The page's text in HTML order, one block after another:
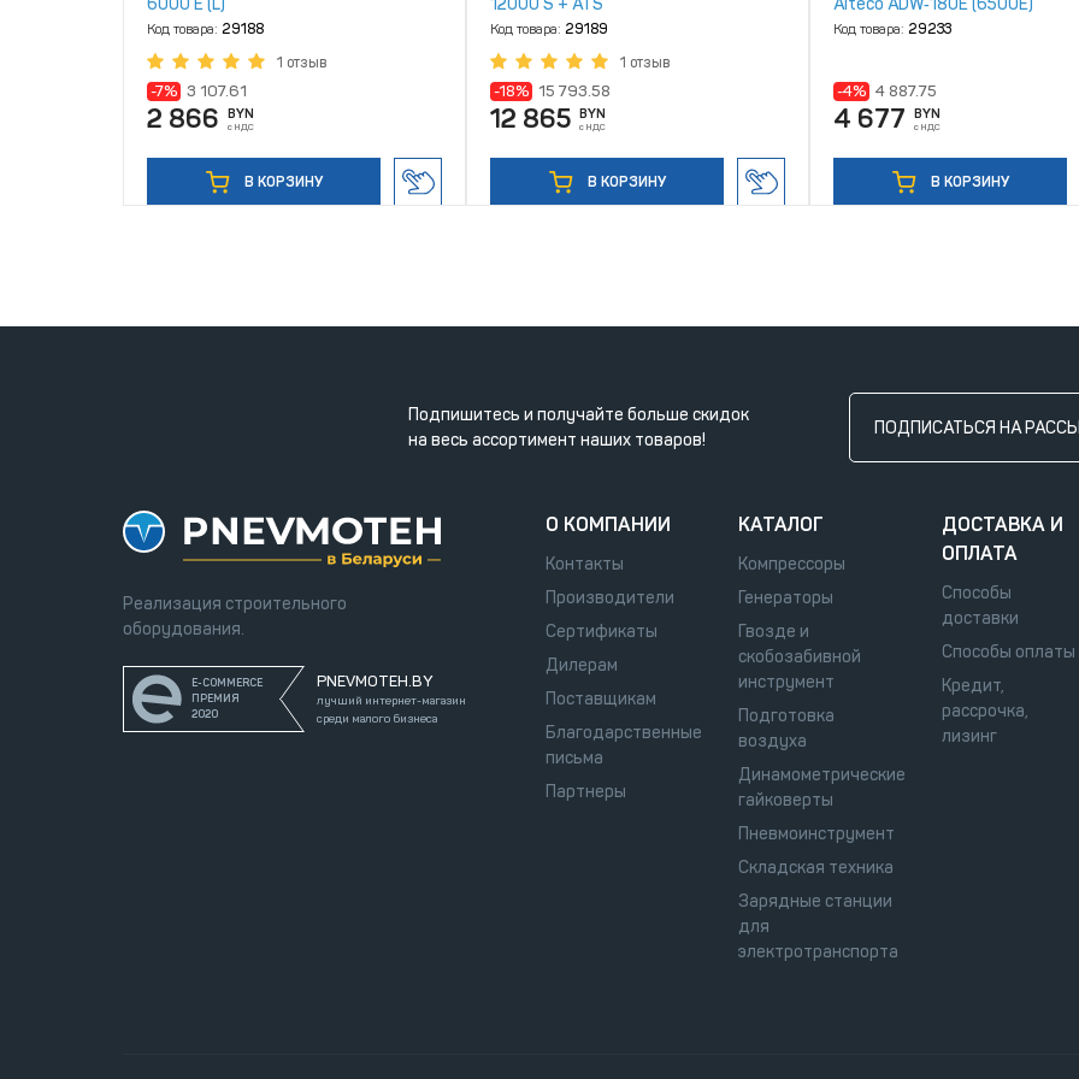
6000 Е (L)
Код товара: 29188
1 отзыв
-7% 3 107.61
2 866 BYN
с НДС
В КОРЗИНУ
12000 S + ATS
Код товара: 29189
1 отзыв
-18% 15 793.58
12 865 BYN
с НДС
В КОРЗИНУ
Alteco ADW‑180E (6500Е)
Код товара: 29233
-4% 4 887.75
4 677 BYN
с НДС
В КОРЗИНУ
Подпишитесь и получайте больше скидок
на весь ассортимент наших товаров!
ПОДПИСАТЬСЯ НА
Реализация строительного
оборудования.
E-COMMERCE
ПРЕМИЯ
2020
PNEVMOTEH.BY
лучший интернет-магазин
среди малого бизнеса
О КОМПАНИИ
Контакты
Производители
Сертификаты
Дилерам
Поставщикам
Благодарственные
письма
Партнеры
КАТАЛОГ
Компрессоры
Генераторы
Гвозде и
скобозабивной
инструмент
Подготовка
воздуха
Динамометрические
гайковерты
Пневмоинструмент
Складская техника
Зарядные станции
для
электротранспорта
ДОСТАВКА И
ОПЛАТА
Способы
доставки
Способы оплаты
Кредит,
рассрочка,
лизинг